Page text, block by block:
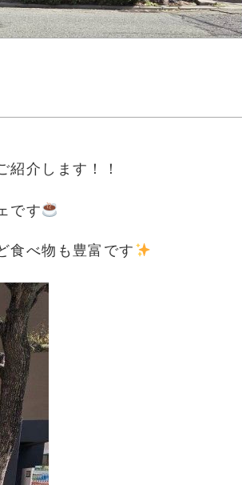
介します！！
です
食べ物も豊富です